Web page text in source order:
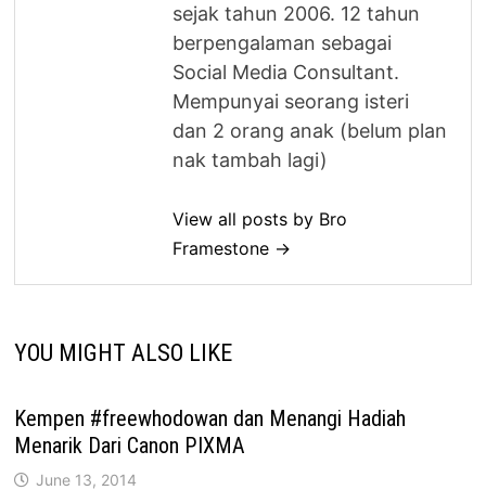
sejak tahun 2006. 12 tahun
berpengalaman sebagai
Social Media Consultant.
Mempunyai seorang isteri
dan 2 orang anak (belum plan
nak tambah lagi)
View all posts by Bro
Framestone →
YOU MIGHT ALSO LIKE
Kempen #freewhodowan dan Menangi Hadiah
Menarik Dari Canon PIXMA
June 13, 2014